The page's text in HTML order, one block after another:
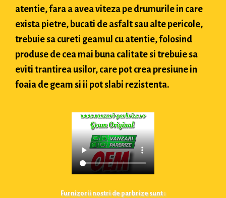
atentie, fara a avea viteza pe drumurile in care
exista pietre, bucati de asfalt sau alte pericole,
trebuie sa cureti geamul cu atentie, folosind
produse de cea mai buna calitate si trebuie sa
eviti trantirea usilor, care pot crea presiune in
foaia de geam si ii pot slabi rezistenta.
Furnizorii nostri de parbrize sunt :